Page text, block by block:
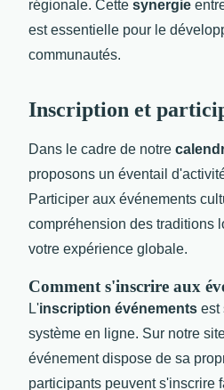
régionale. Cette synergie
est essentielle pour le
communautés.
Inscription et
Dans le cadre de notre
proposons un éventail
Participer aux événements
compréhension des traditions
votre expérience globale.
Comment s'inscrire aux
L'inscription événements est
système en ligne. Sur notre
événement dispose de sa
participants peuvent s'inscrire